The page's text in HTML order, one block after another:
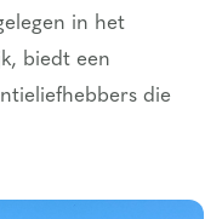
in het
biedt een
die